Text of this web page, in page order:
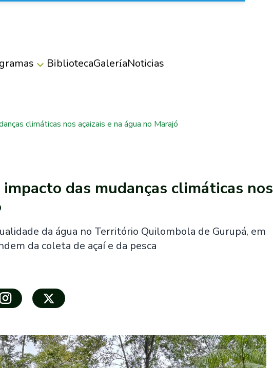
BibliotecaGaleríaNoticias
climáticas nos açaizais e na água no Marajó
das mudanças climáticas nos
da água no Território Quilombola de Gurupá, em
da coleta de açaí e da pesca